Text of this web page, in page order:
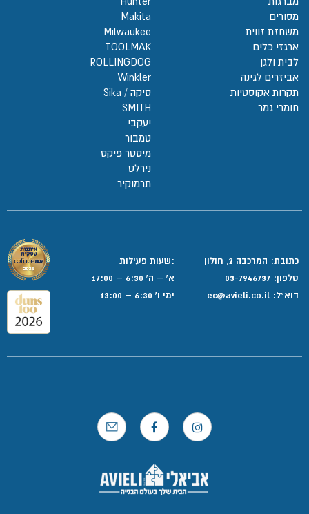
מסורים
משחזת זווית
ארגזי כלים
לבית ולגן
אביזרים לגינה
תקרות אקוסטיות
חומרי גמר
Makita
Milwaukee
TOOLMAK
ROLLINGDOG
Winkler
סיקה / Sika
SMITH
יעקבי
טמבור
מיסטר פיקס
נירלט
תרמוקיר
כתובת: המרכבה 2, חולון
טלפון: 03-7946737
דוא”ל:
:שעות פעילות
א' – ה' 6:30 – 17:00
ימי ו' 6:30 – 13:00